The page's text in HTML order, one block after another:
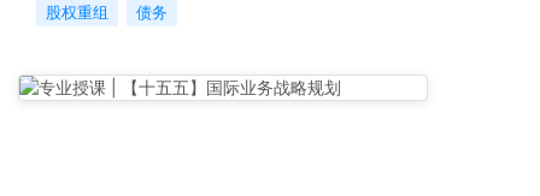
股权重组
债务